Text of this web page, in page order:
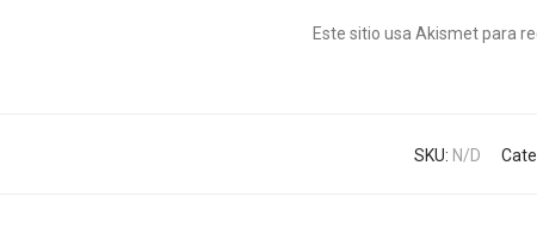
Este sitio usa Akismet para
SKU: N/D